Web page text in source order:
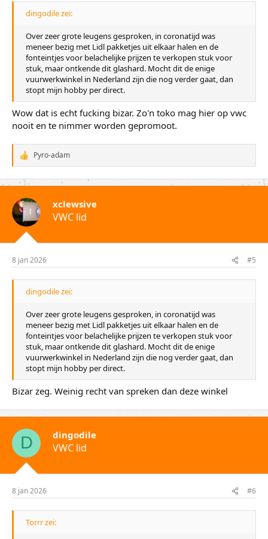
dingodile zei:
Over zeer grote leugens gesproken, in coronatijd was
meneer bezig met Lidl pakketjes uit elkaar halen en de
fonteintjes voor belachelijke prijzen te verkopen stuk voor
stuk, maar ontkende dit glashard. Mocht dit de enige
vuurwerkwinkel in Nederland zijn die nog verder gaat, dan
stopt mijn hobby per direct.
Wow dat is echt fucking bizar. Zo'n toko mag hier op vwc
nooit en te nimmer worden gepromoot.
W
a
a
r
d
e
r
i
n
e
n
Pyro-adam
xclewsive
VWC lid
8 jan 2026 #5
dingodile zei:
Over zeer grote leugens gesproken, in coronatijd was
meneer bezig met Lidl pakketjes uit elkaar halen en de
fonteintjes voor belachelijke prijzen te verkopen stuk voor
stuk, maar ontkende dit glashard. Mocht dit de enige
vuurwerkwinkel in Nederland zijn die nog verder gaat, dan
stopt mijn hobby per direct.
Bizar zeg. Weinig recht van spreken dan deze winkel
D dingodile
VWC lid
8 jan 2026 #6
Torrr zei: